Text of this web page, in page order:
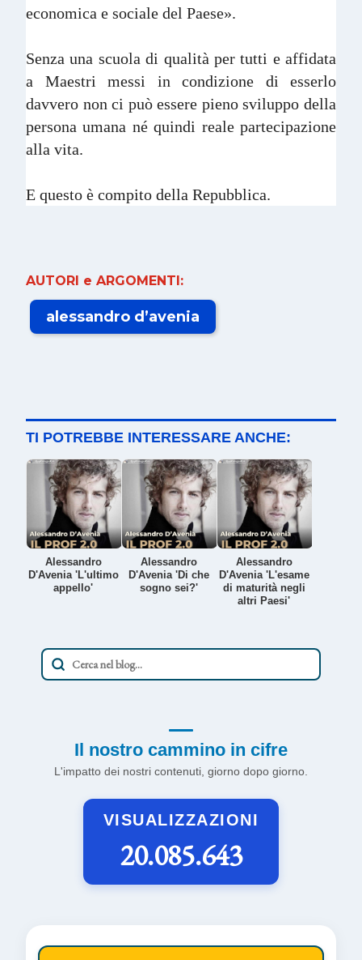
economica e sociale del Paese».
Senza una scuola di qualità per tutti e affidata
a Maestri messi in condizione di esserlo
davvero non ci può essere pieno sviluppo della
persona umana né quindi reale partecipazione
alla vita.
E questo è compito della Repubblica.
AUTORI e ARGOMENTI:
alessandro d’avenia
TI POTREBBE INTERESSARE ANCHE:
Alessandro
D'Avenia 'L'ultimo
appello'
Alessandro
D'Avenia 'Di che
sogno sei?'
Alessandro
D'Avenia 'L'esame
di maturità negli
altri Paesi'
Il nostro cammino in cifre
L'impatto dei nostri contenuti, giorno dopo giorno.
VISUALIZZAZIONI
20.085.643